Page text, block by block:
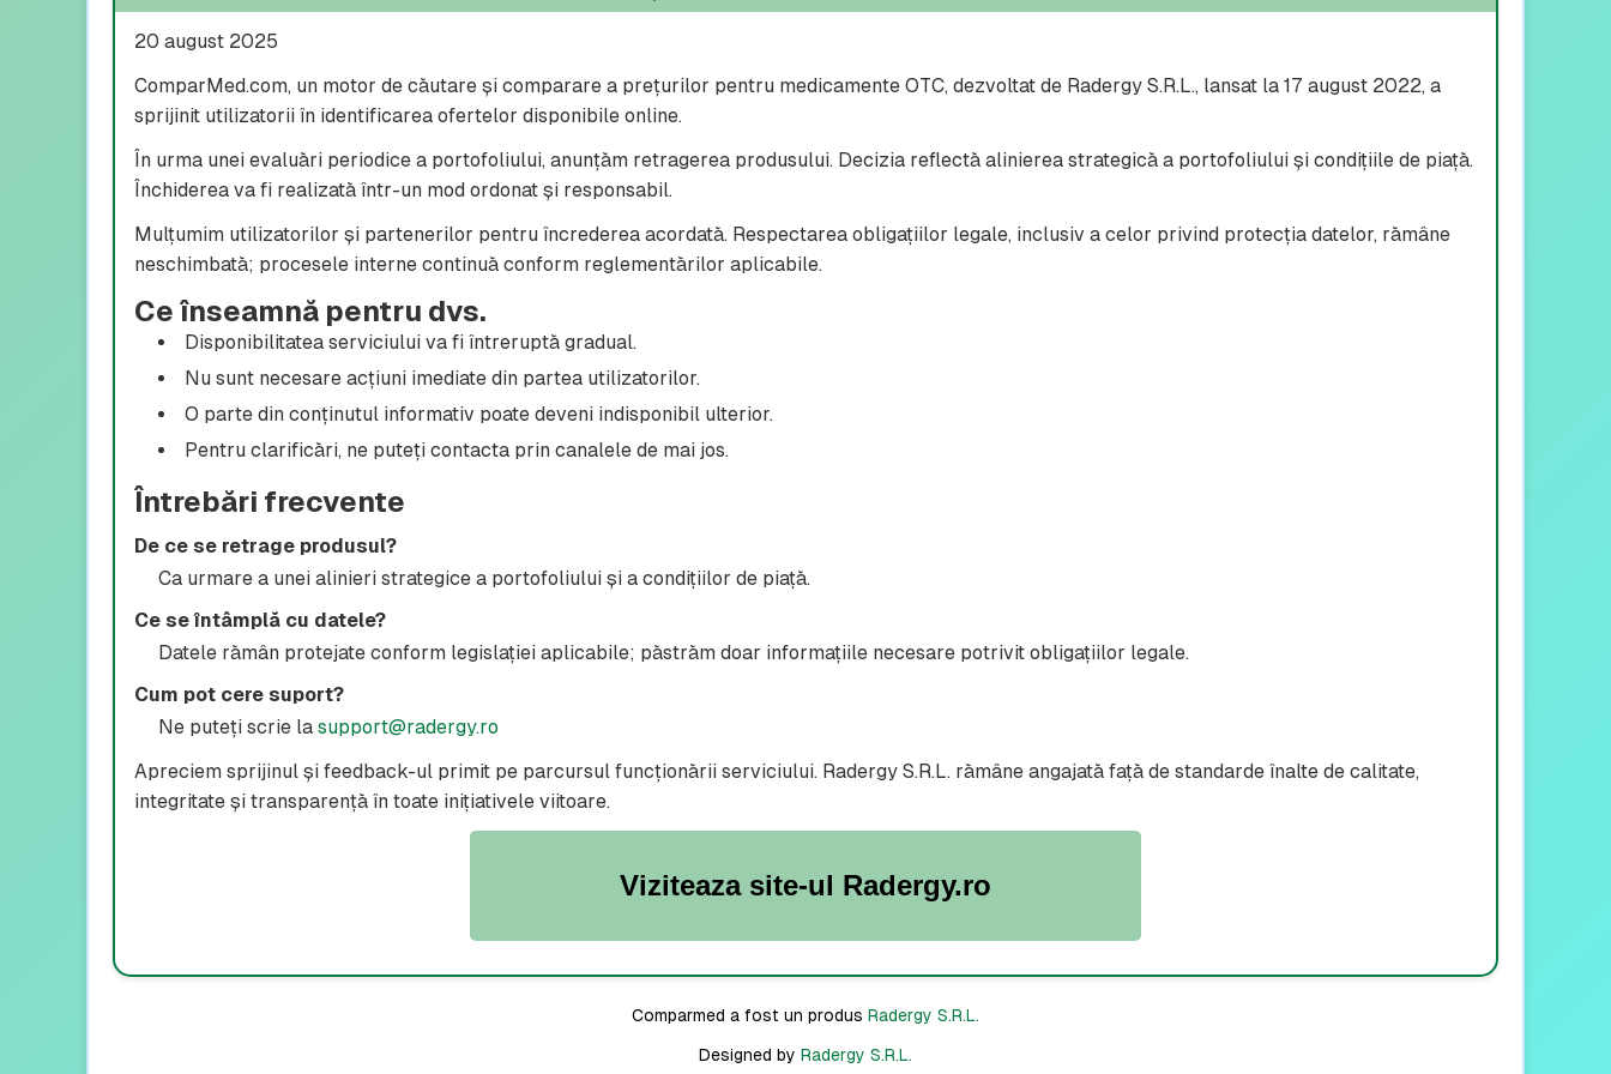
20 august 2025
ComparMed.com, un motor de căutare și comparare a prețurilor pentru medicamente OTC, dezvoltat de Radergy S.R.L., lansat la 17 august 2022, a
sprijinit utilizatorii în identificarea ofertelor disponibile online.
În urma unei evaluări periodice a portofoliului, anunțăm retragerea produsului. Decizia reflectă alinierea strategică a portofoliului și condițiile de piață.
Închiderea va fi realizată într-un mod ordonat și responsabil.
Mulțumim utilizatorilor și partenerilor pentru încrederea acordată. Respectarea obligațiilor legale, inclusiv a celor privind protecția datelor, rămâne
neschimbată; procesele interne continuă conform reglementărilor aplicabile.
Ce înseamnă pentru dvs.
Disponibilitatea serviciului va fi întreruptă gradual.
Nu sunt necesare acțiuni imediate din partea utilizatorilor.
O parte din conținutul informativ poate deveni indisponibil ulterior.
Pentru clarificări, ne puteți contacta prin canalele de mai jos.
Întrebări frecvente
De ce se retrage produsul?
Ca urmare a unei alinieri strategice a portofoliului și a condițiilor de piață.
Ce se întâmplă cu datele?
Datele rămân protejate conform legislației aplicabile; păstrăm doar informațiile necesare potrivit obligațiilor legale.
Cum pot cere suport?
Ne puteți scrie la support@radergy.ro
Apreciem sprijinul și feedback-ul primit pe parcursul funcționării serviciului. Radergy S.R.L. rămâne angajată față de standarde înalte de calitate,
integritate și transparență în toate inițiativele viitoare.
Viziteaza site-ul Radergy.ro
Comparmed a fost un produs Radergy S.R.L.
Designed by Radergy S.R.L.